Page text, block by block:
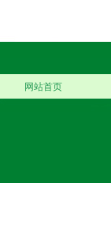
网站首页